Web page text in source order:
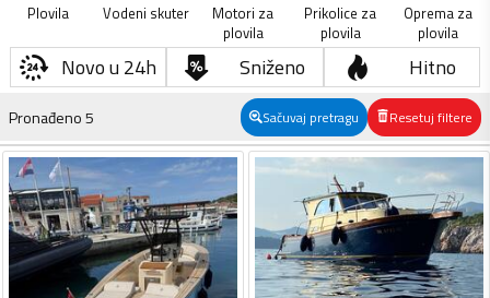
Plovila Vodeni skuter
Motori za
plovila
Prikolice za
plovila
Oprema za
plovila
Novo u 24h Sniženo Hitno
Pronađeno5 Sačuvaj pretragu Resetuj filtere